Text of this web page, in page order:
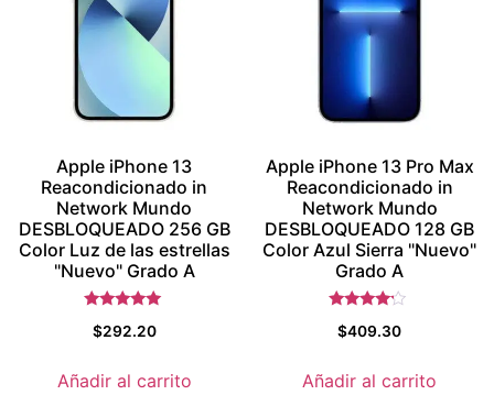
Apple iPhone 13
Reacondicionado in
Network Mundo
DESBLOQUEADO 256 GB
Color Luz de las estrellas
"Nuevo" Grado A
Valorado con
5.5
$292.20
Añadir al carrito
Apple iPhone 13 Pro Max
Reacondicionado in
Network Mundo
DESBLOQUEADO 128 GB
Color Azul Sierra "Nuevo"
Grado A
Valorado
con
$409.30
Añadir al carrito